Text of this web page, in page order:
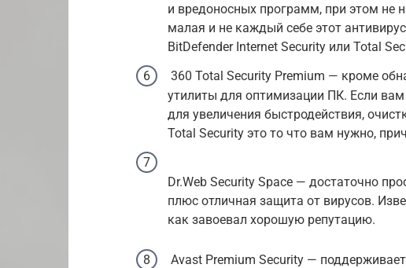
и вредоносных программ, при этом не
малая и не каждый себе этот
BitDefender Internet Security или Total
360 Total Security Premium — кроме
утилиты для оптимизации ПК. Если
для увеличения быстродействия,
Total Security это то что вам нужно,
Dr.Web Security Space — достаточно
плюс отличная защита от вирусов.
как завоевал хорошую репутацию.
Avast Premium Security —